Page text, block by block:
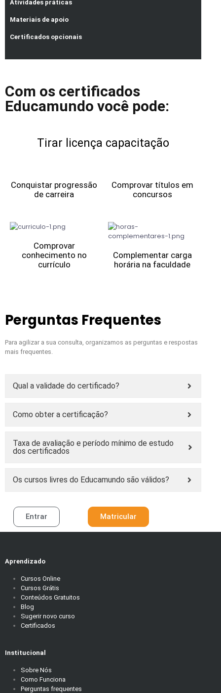
Atividades práticas
Materiais de apoio
Certificados opcionais
Com os certificados
Educamundo você pode:
Tirar licença capacitação
Conquistar progressão
de carreira
Comprovar títulos em
concursos
Comprovar
conhecimento no
currículo
Complementar carga
horária na faculdade
Perguntas Frequentes
Para agilizar a sua consulta, organizamos as perguntas e respostas
mais frequentes.
Qual a validade do certificado?
Como obter a certificação?
Taxa de avaliação e período mínimo de estudo
dos certificados
Os cursos livres do Educamundo são válidos?
Entrar Matricular
Aprendizado
Cursos Online
Cursos Grátis
Conteúdos Gratuitos
Blog
Sugerir novo curso
Certificados
Institucional
Sobre Nós
Como Funciona
Perguntas frequentes